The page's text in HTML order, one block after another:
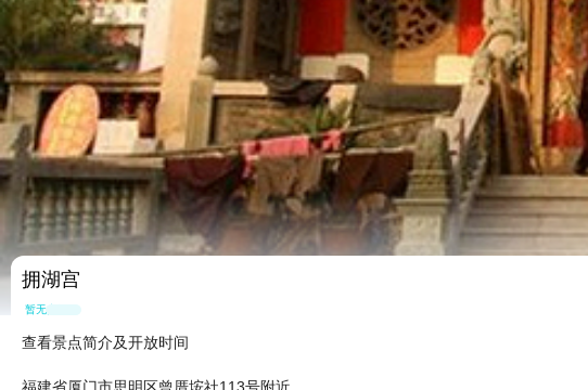
拥湖宫
暂无点评
查看景点简介及开放时间